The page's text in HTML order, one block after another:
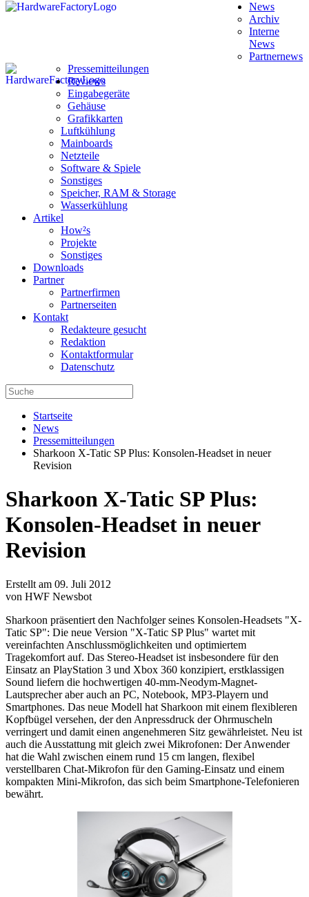
News
Archiv
Interne
News
Partnernews
Pressemitteilungen
Reviews
Eingabegeräte
Gehäuse
Grafikkarten
Luftkühlung
Mainboards
Netzteile
Software & Spiele
Sonstiges
Speicher, RAM & Storage
Wasserkühlung
Artikel
How²s
Projekte
Sonstiges
Downloads
Partner
Partnerfirmen
Partnerseiten
Kontakt
Redakteure gesucht
Redaktion
Kontaktformular
Datenschutz
Startseite
News
Pressemitteilungen
Sharkoon X-Tatic SP Plus: Konsolen-Headset in neuer
Revision
Sharkoon X-Tatic SP Plus:
Konsolen-Headset in neuer
Revision
Erstellt am 09. Juli 2012
von HWF Newsbot
Sharkoon präsentiert den Nachfolger seines Konsolen-Headsets "X-
Tatic SP": Die neue Version "X-Tatic SP Plus" wartet mit
vereinfachten Anschlussmöglichkeiten und optimiertem
Tragekomfort auf. Das Stereo-Headset ist insbesondere für den
Einsatz an PlayStation 3 und Xbox 360 konzipiert, erstklassigen
Sound liefern die hochwertigen 40-mm-Neodym-Magnet-
Lautsprecher aber auch an PC, Notebook, MP3-Playern und
Smartphones. Das neue Modell hat Sharkoon mit einem flexibleren
Kopfbügel versehen, der den Anpressdruck der Ohrmuscheln
verringert und damit einen angenehmeren Sitz gewährleistet. Neu ist
auch die Ausstattung mit gleich zwei Mikrofonen: Der Anwender
hat die Wahl zwischen einem rund 15 cm langen, flexibel
verstellbaren Chat-Mikrofon für den Gaming-Einsatz und einem
kompakten Mini-Mikrofon, das sich beim Smartphone-Telefonieren
bewährt.